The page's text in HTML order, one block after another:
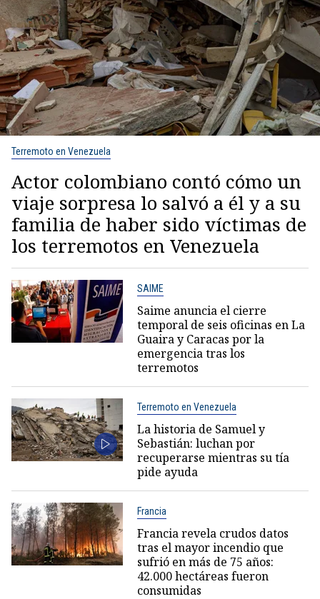
Terremoto en Venezuela
Actor colombiano contó cómo un
viaje sorpresa lo salvó a él y a su
familia de haber sido víctimas de
los terremotos en Venezuela
SAIME
Saime anuncia el cierre
temporal de seis oficinas en La
Guaira y Caracas por la
emergencia tras los
terremotos
Terremoto en Venezuela
La historia de Samuel y
Sebastián: luchan por
recuperarse mientras su tía
pide ayuda
Francia
Francia revela crudos datos
tras el mayor incendio que
sufrió en más de 75 años:
42.000 hectáreas fueron
consumidas